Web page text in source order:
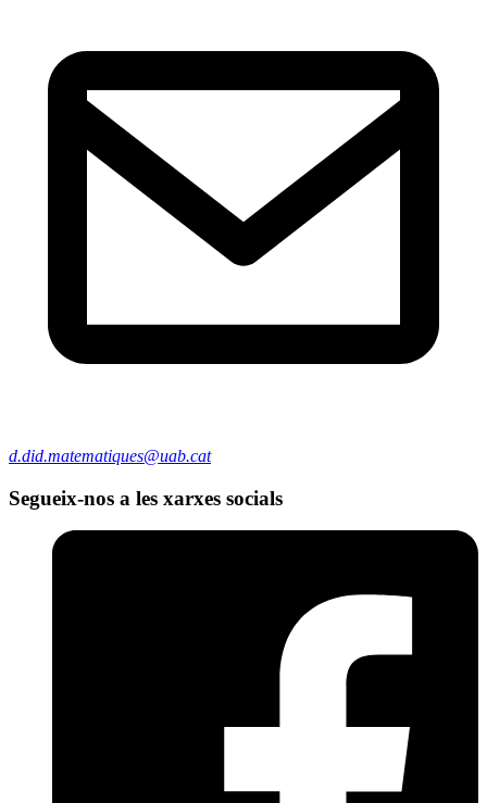
d.did.matematiques@uab.cat
Segueix-nos a les xarxes socials